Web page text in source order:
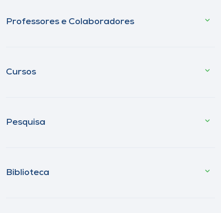
Professores e Colaboradores
Cursos
Pesquisa
Biblioteca